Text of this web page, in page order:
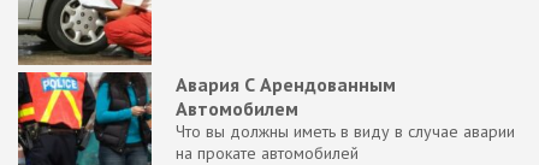
Авария С Арендованным
Автомобилем
Что вы должны иметь в виду в случае аварии
на прокате автомобилей